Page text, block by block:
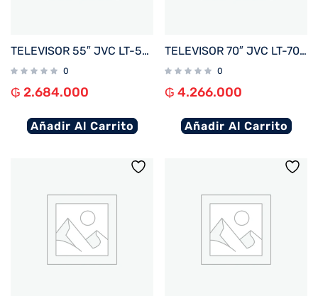
TELEVISOR 55″ JVC LT-55N7165U 4K UHD/HDR/ DIG/BLUETOOTH/3HDMI/2USB/RED/WHALE BORDE INFINIT
0
₲ 2.684.000
Añadir Al Carrito
TELEVISOR 70″ JVC LT-70NQ7165U 4K UHD/QLED/ OPT/DIG/BLUETOOTH/3HDMI/2USB/RED/WHALE BORDE I
0
₲ 4.266.000
Añadir Al Carrito